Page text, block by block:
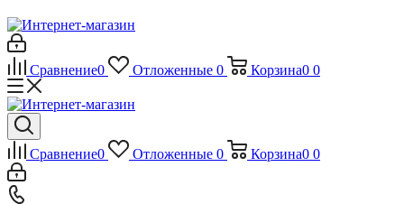
Сравнение0 Отложенные 0 Корзина0 0
Сравнение0 Отложенные 0 Корзина0 0